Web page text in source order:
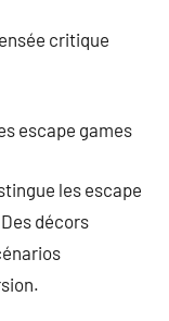
critique
escape games
les escape
décors